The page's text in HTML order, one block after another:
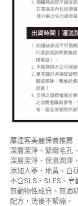
摩達客美麗保養推薦
深層潔淨、緊緻毛孔
深層潔淨、保濕潤澤
添加人蔘、地黃、白
不含SLS、SLES、
無動物性成分、無酒
配方，洗後不緊繃。